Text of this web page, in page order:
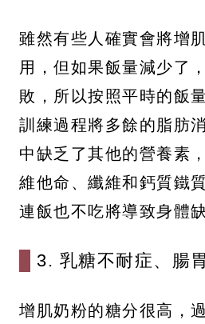
雖然有些人確實會將增
用，但如果飯量減少了
敗，所以按照平時的飯
訓練過程將多餘的脂肪
中缺乏了其他的營養素
維他命、纖維和鈣質鐵
連飯也不吃將導致身體
3. 乳糖不耐症、腸
增肌奶粉的糖分很高，